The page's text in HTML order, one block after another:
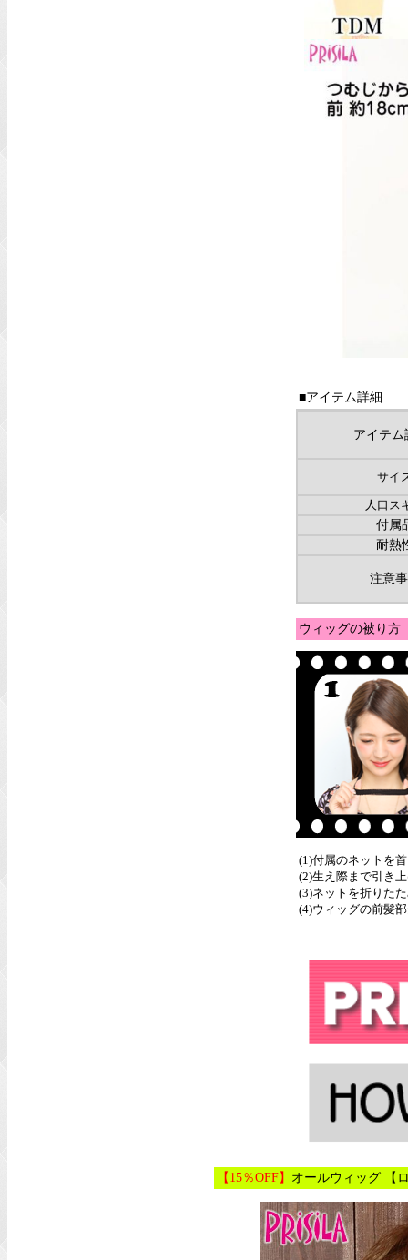
■アイテム詳細
アイテ
サイ
人口ス
付属
耐熱
注意
ウィッグの被り方
(1)付属のネットを
(2)生え際まで引き
(3)ネットを折りた
(4)ウィッグの前髪
【15％OFF】 オールウィッグ 【